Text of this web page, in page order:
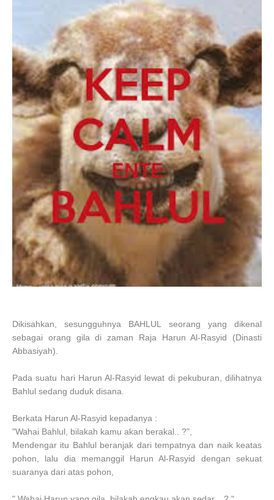
Dikisahkan, sesungguhnya BAHLUL seorang yang dikenal
sebagai orang gila di zaman Raja Harun Al-Rasyid (Dinasti
Abbasiyah).
Pada suatu hari Harun Al-Rasyid lewat di pekuburan, dilihatnya
Bahlul sedang duduk disana.
Berkata Harun Al-Rasyid kepadanya :
"Wahai Bahlul, bilakah kamu akan berakal.. ?",
Mendengar itu Bahlul beranjak dari tempatnya dan naik keatas
pohon, lalu dia memanggil Harun Al-Rasyid dengan sekuat
suaranya dari atas pohon,